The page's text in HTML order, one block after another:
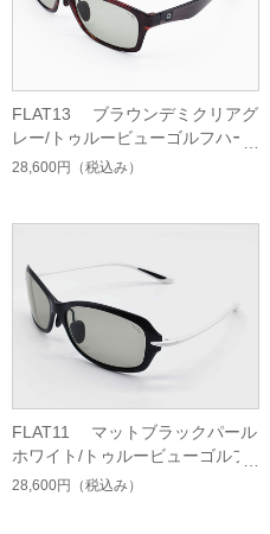
FLAT13 ブラウンデミクリアグ
レー/トゥルービューゴルフハー
ドマルチシングルコート
28,600円 （税込み）
FLAT11 マットブラックパール
ホワイト/トゥルービューゴルフ
ハードマルチシングルコート
28,600円 （税込み）